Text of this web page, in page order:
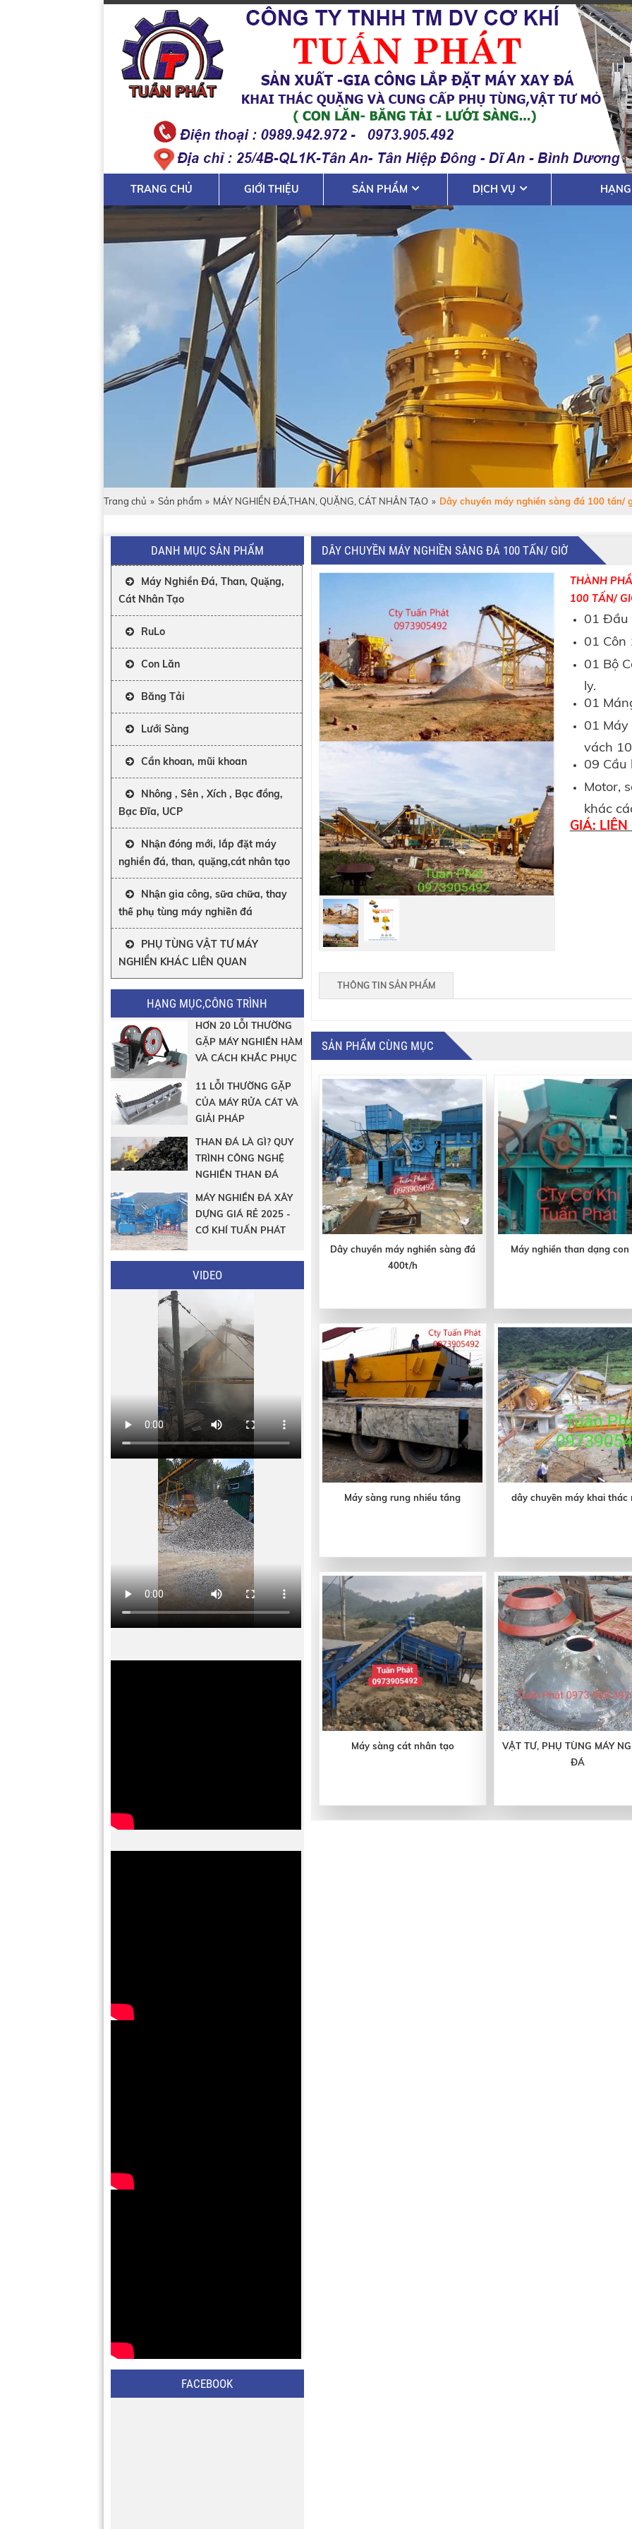
TRANG CHỦ GIỚI THIỆU SẢN PHẨM DỊCH VỤ
Trang chủ » Sản phẩm » MÁY NGHIỀN ĐÁ,THAN, QUẶNG, CÁT NHÂN TẠO » Dây chuyền máy nghiền sàng đá 100 tấn/
DANH MỤC SẢN PHẨM
Máy Nghiền Đá, Than, Quặng,
Cát Nhân Tạo
RuLo
Con Lăn
Băng Tải
Lưới Sàng
Cần khoan, mũi khoan
Nhông , Sên , Xích , Bạc đồng,
Bạc Đĩa, UCP
Nhận đóng mới, lắp đặt máy
nghiền đá, than, quặng,cát nhân tạo
Nhận gia công, sữa chữa, thay
thế phụ tùng máy nghiền đá
PHỤ TÙNG VẬT TƯ MÁY
NGHIỀN KHÁC LIÊN QUAN
HẠNG MỤC,CÔNG TRÌNH
HƠN 20 LỖI THƯỜNG
GẶP MÁY NGHIỀN HÀM
VÀ CÁCH KHẮC PHỤC
11 LỖI THƯỜNG GẶP
CỦA MÁY RỬA CÁT VÀ
GIẢI PHÁP
THAN ĐÁ LÀ GÌ? QUY
TRÌNH CÔNG NGHỆ
NGHIỀN THAN ĐÁ
MÁY NGHIỀN ĐÁ XÂY
DỰNG GIÁ RẺ 2025 -
CƠ KHÍ TUẤN PHÁT
VIDEO
FACEBOOK
DÂY CHUYỀN MÁY NGHIỀN SÀNG ĐÁ 100 TẤN/ GIỜ
THÀNH
100 TẤN/
01 Đầu
01 Côn
01 Bộ
ly.
01
01
vách
09 Cầu
Motor,
khác
GIÁ: LIÊN
THÔNG TIN SẢN PHẨM
SẢN PHẨM CÙNG MỤC
Dây chuyền máy nghiền sàng đá
400t/h
Máy nghiền than dạng con
Máy sàng rung nhiều tầng dây chuyền máy khai thác
Máy sàng cát nhân tạo
VẬT TƯ, PHỤ TÙNG MÁY
ĐÁ